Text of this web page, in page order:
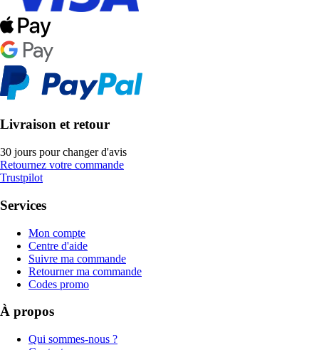
Livraison et retour
30 jours pour changer d'avis
Retournez votre commande
Trustpilot
Services
Mon compte
Centre d'aide
Suivre ma commande
Retourner ma commande
Codes promo
À propos
Qui sommes-nous ?